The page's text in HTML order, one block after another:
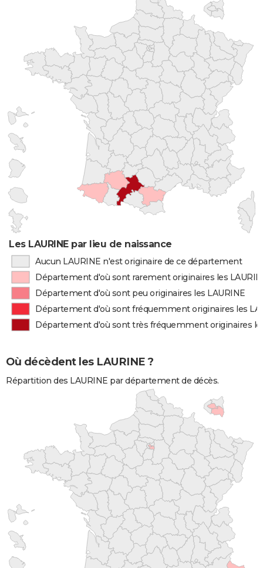
Les LAURINE par lieu de naissance
Aucun LAURINE n'est originaire de ce département
Département d'où sont rarement originaires les
Département d'où sont peu originaires les LAURINE
Département d'où sont fréquemment originaires les
Département d'où sont très fréquemment originaires
Où décèdent les LAURINE ?
Répartition des LAURINE par département de décès.